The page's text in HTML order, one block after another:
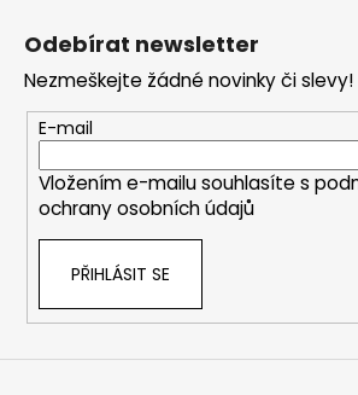
Odebírat newsletter
Nezmeškejte žádné novinky či slevy!
E-mail
Vložením e-mailu souhlasíte s
ochrany osobních údajů
PŘIHLÁSIT SE